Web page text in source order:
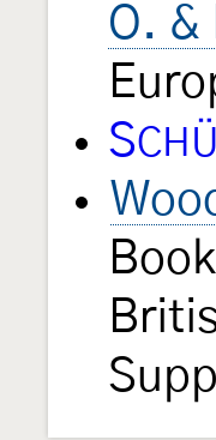
O.
S